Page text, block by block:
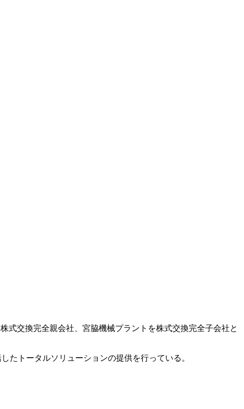
式交換完全親会社、宮脇機械プラントを株式交換完全子会社と
たトータルソリューションの提供を行っている。